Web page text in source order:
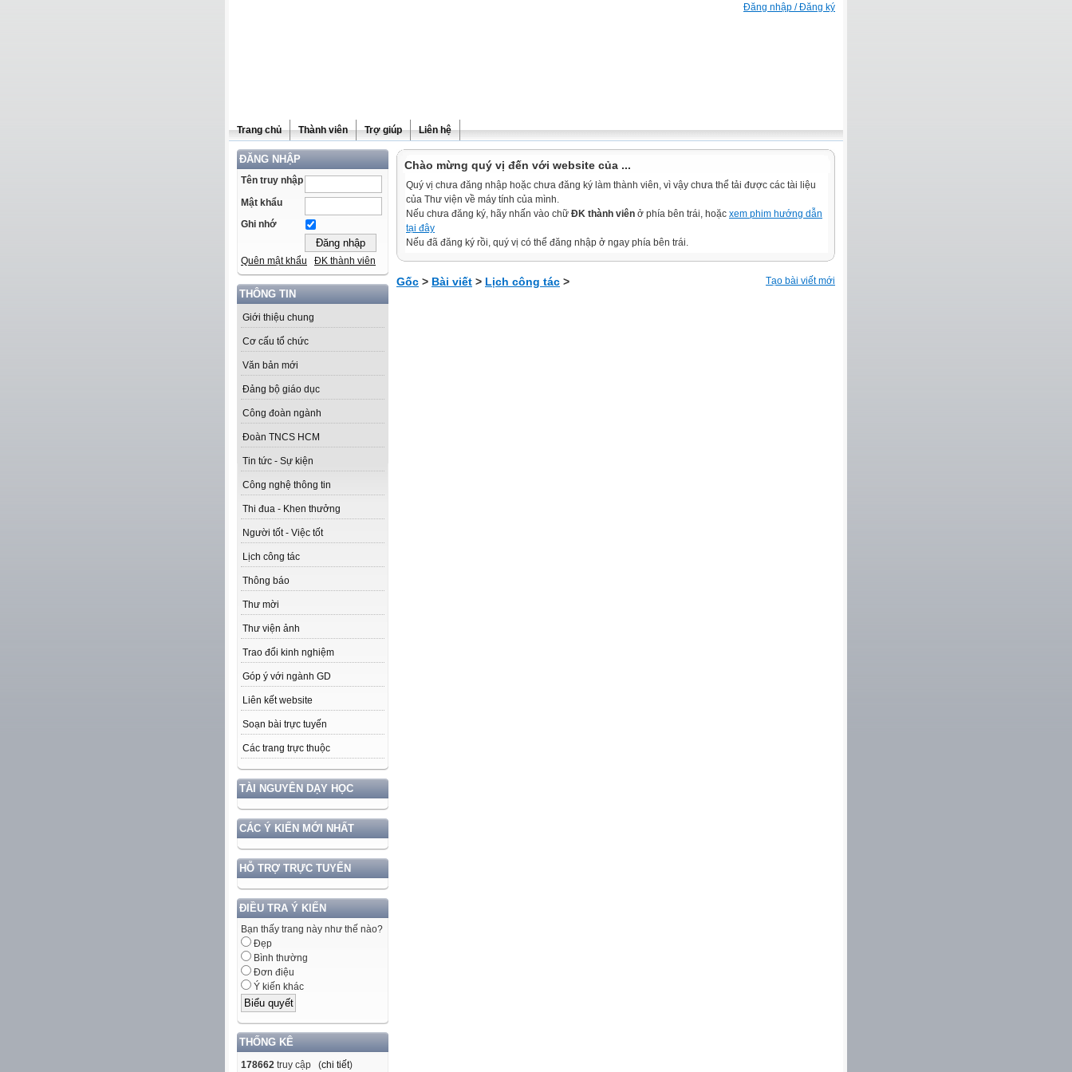
Đăng nhập / Đăng ký
Trang chủ Thành viên Trợ giúp Liên hệ
ĐĂNG NHẬP
Tên truy nhập
Mật khẩu
Ghi nhớ
Quên mật khẩu ĐK thành viên
THÔNG TIN
Giới thiệu chung
Cơ cấu tổ chức
Văn bản mới
Đảng bộ giáo dục
Công đoàn ngành
Đoàn TNCS HCM
Tin tức - Sự kiện
Công nghệ thông tin
Thi đua - Khen thưởng
Người tốt - Việc tốt
Lịch công tác
Thông báo
Thư mời
Thư viện ảnh
Trao đổi kinh nghiệm
Góp ý với ngành GD
Liên kết website
Soạn bài trực tuyến
Các trang trực thuộc
TÀI NGUYÊN DẠY HỌC
CÁC Ý KIẾN MỚI NHẤT
HỖ TRỢ TRỰC TUYẾN
ĐIỀU TRA Ý KIẾN
Bạn thấy trang này như thế nào?
Đẹp
Bình thường
Đơn điệu
Ý kiến khác
THỐNG KÊ
178662 truy cập (chi tiết)
Chào mừng quý vị đến với website của ...
Quý vị chưa đăng nhập hoặc chưa đăng ký làm thành viên, vì vậy chưa thể tải được các tài liệu
của Thư viện về máy tính của mình.
Nếu chưa đăng ký, hãy nhấn vào chữ ĐK thành viên ở phía bên trái, hoặc xem phim hướng dẫn
tại đây
Nếu đã đăng ký rồi, quý vị có thể đăng nhập ở ngay phía bên trái.
Gốc > Bài viết > Lịch công tác > Tạo bài viết mới